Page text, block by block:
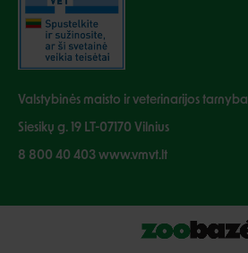
Valstybinės maisto ir veterinarijos tarnyba
Siesikų g. 19 LT-07170 Vilnius
8 800 40 403 www.vmvt.lt